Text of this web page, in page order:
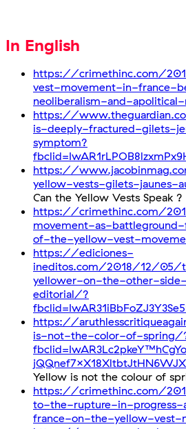
In English
https://crimethinc.com/
vest-movement-in-france-
neoliberalism-and-
https://
is-deeply-fractured-gilets-
symptom?
https://
yellow-vests-gilets-jaunes-
Can the Yellow Vests Speak
https://crimethinc.com/
movement-as-
of-the-yellow-vest-
https://ediciones-
ineditos.com/2018/12/05/
yellower-on-the-other-
editorial/?
https://
is-not-the-color-of-spring/
Yellow is not the colour of
https://crimethinc.com/
to-the-rupture-in-
france-on-the-yellow-vest-